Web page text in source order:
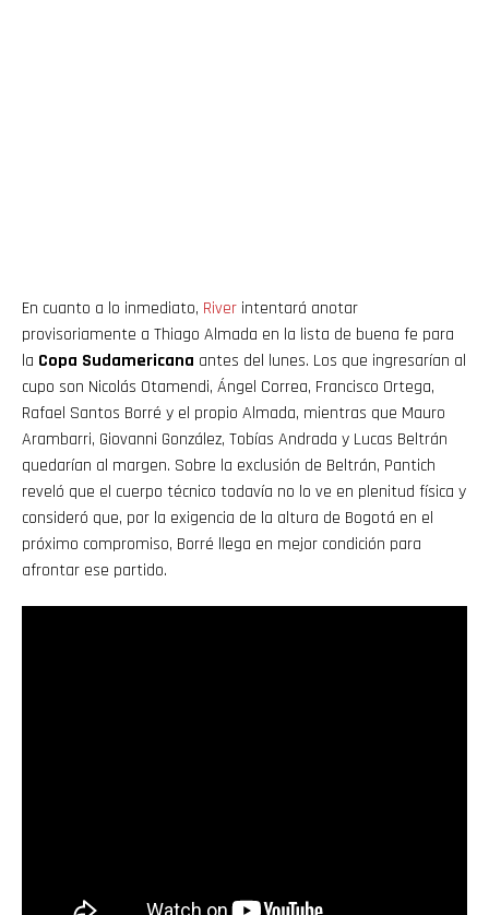
En cuanto a lo inmediato, River intentará anotar
provisoriamente a Thiago Almada en la lista de buena fe para
la Copa Sudamericana antes del lunes. Los que ingresarían al
cupo son Nicolás Otamendi, Ángel Correa, Francisco Ortega,
Rafael Santos Borré y el propio Almada, mientras que Mauro
Arambarri, Giovanni González, Tobías Andrada y Lucas Beltrán
quedarían al margen. Sobre la exclusión de Beltrán, Pantich
reveló que el cuerpo técnico todavía no lo ve en plenitud física y
consideró que, por la exigencia de la altura de Bogotá en el
próximo compromiso, Borré llega en mejor condición para
afrontar ese partido.